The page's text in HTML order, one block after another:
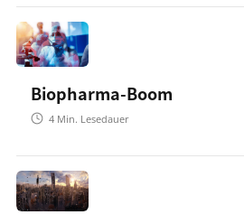
Biopharma-Boom
4 Min. Lesedauer